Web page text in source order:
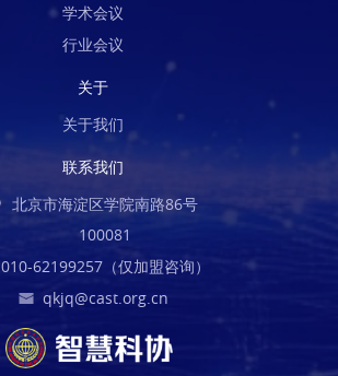
学术会议
行业会议
关于
关于我们
联系我们
北京市海淀区学院南路86号
100081
010-62199257（仅加盟咨询）
qkjq@cast.org.cn